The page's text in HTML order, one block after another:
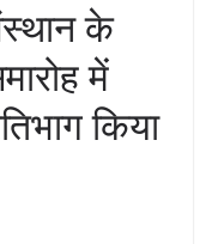
के
में
किया